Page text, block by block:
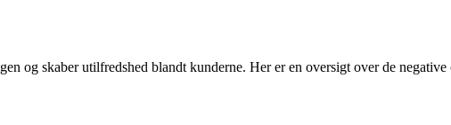
og skaber utilfredshed blandt kunderne. Her er en oversigt over de negative